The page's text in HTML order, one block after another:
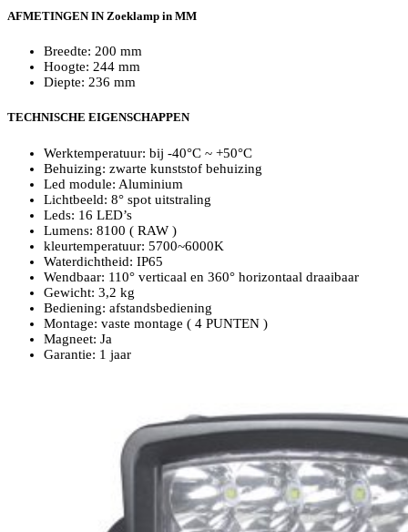
AFMETINGEN IN Zoeklamp in MM
Breedte: 200 mm
Hoogte: 244 mm
Diepte: 236 mm
TECHNISCHE EIGENSCHAPPEN
Werktemperatuur: bij -40°C ~ +50°C
Behuizing: zwarte kunststof behuizing
Led module: Aluminium
Lichtbeeld: 8° spot uitstraling
Leds: 16 LED’s
Lumens: 8100 ( RAW )
kleurtemperatuur: 5700~6000K
Waterdichtheid: IP65
Wendbaar: 110° verticaal en 360° horizontaal draaibaar
Gewicht: 3,2 kg
Bediening: afstandsbediening
Montage: vaste montage ( 4 PUNTEN )
Magneet: Ja
Garantie: 1 jaar